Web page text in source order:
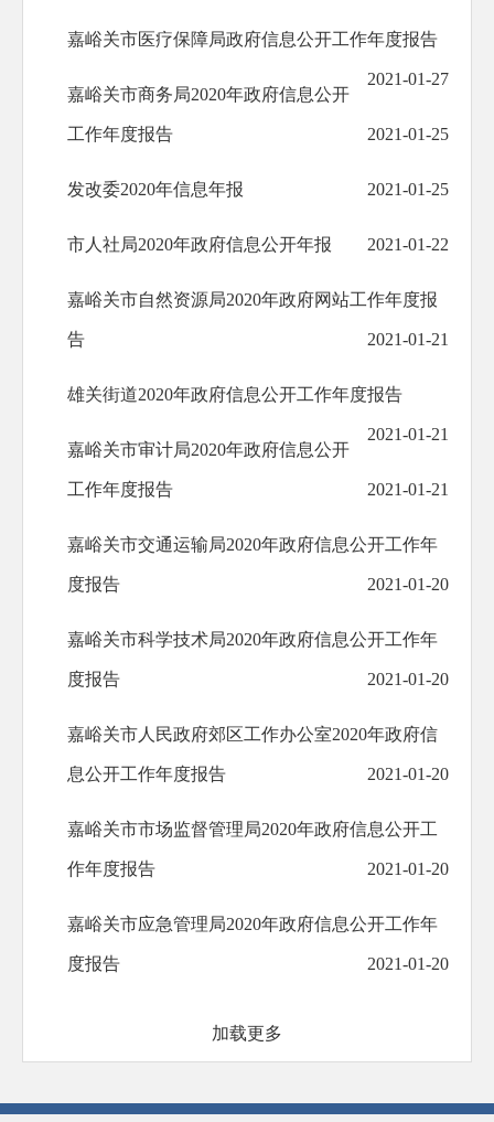
嘉峪关市医疗保障局政府信息公开工作年度报告
2021-01-27
嘉峪关市商务局2020年政府信息公开
工作年度报告 2021-01-25
发改委2020年信息年报 2021-01-25
市人社局2020年政府信息公开年报 2021-01-22
嘉峪关市自然资源局2020年政府网站工作年度报
告 2021-01-21
雄关街道2020年政府信息公开工作年度报告
2021-01-21
嘉峪关市审计局2020年政府信息公开
工作年度报告 2021-01-21
嘉峪关市交通运输局2020年政府信息公开工作年
度报告 2021-01-20
嘉峪关市科学技术局2020年政府信息公开工作年
度报告 2021-01-20
嘉峪关市人民政府郊区工作办公室2020年政府信
息公开工作年度报告 2021-01-20
嘉峪关市市场监督管理局2020年政府信息公开工
作年度报告 2021-01-20
嘉峪关市应急管理局2020年政府信息公开工作年
度报告 2021-01-20
加载更多